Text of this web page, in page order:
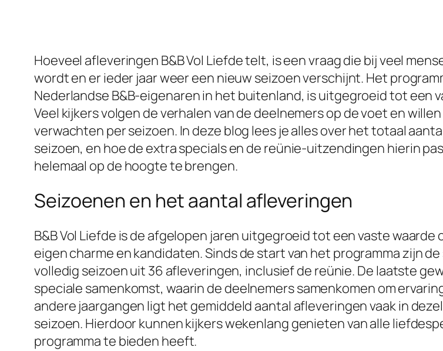
Hoeveel afleveringen B&B Vol Liefde telt, is een vraag die bij veel
wordt en er ieder jaar weer een nieuw seizoen verschijnt. Het
Nederlandse B&B-eigenaren in het buitenland, is uitgegroeid tot een
Veel kijkers volgen de verhalen van de deelnemers op de voet en
verwachten per seizoen. In deze blog lees je alles over het totaal
seizoen, en hoe de extra specials en de reünie-uitzendingen hierin
helemaal op de hoogte te brengen.
Seizoenen en het aantal afleveringen
B&B Vol Liefde is de afgelopen jaren uitgegroeid tot een vaste
eigen charme en kandidaten. Sinds de start van het programma zijn
volledig seizoen uit 36 afleveringen, inclusief de reünie. De laatste
speciale samenkomst, waarin de deelnemers samenkomen om
andere jaargangen ligt het gemiddeld aantal afleveringen vaak in
seizoen. Hierdoor kunnen kijkers wekenlang genieten van alle
programma te bieden heeft.